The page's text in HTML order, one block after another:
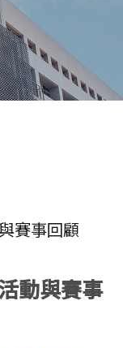
賽事回顧
動與賽事